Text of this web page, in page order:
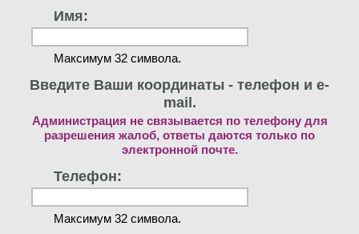
Имя:
Максимум 32 символа.
Введите Ваши координаты - телефон и e-
mail.
Администрация не связывается по телефону для
разрешения жалоб, ответы даются только по
электронной почте.
Телефон:
Максимум 32 символа.